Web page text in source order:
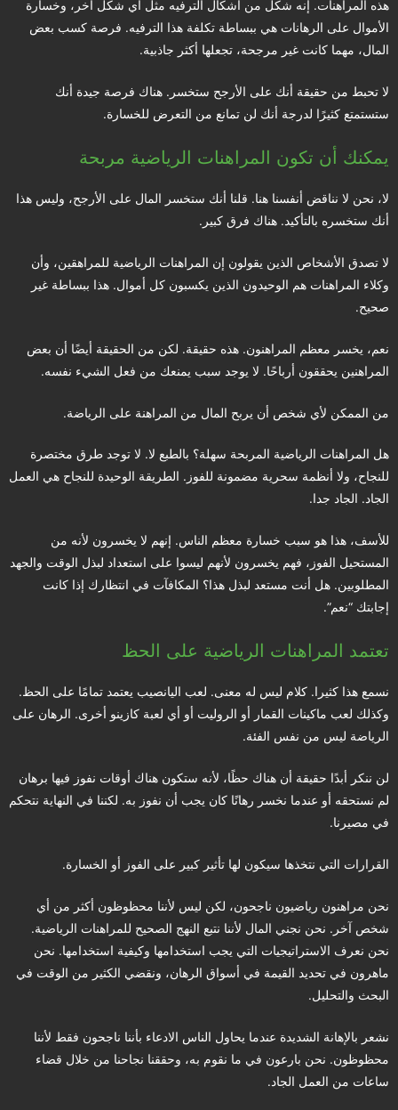
هذه المراهنات. إنه شكل من أشكال الترفيه مثل أي شكل آخر، وخسارة
الأموال على الرهانات هي ببساطة تكلفة هذا الترفيه. فرصة كسب بعض
المال، مهما كانت غير مرجحة، تجعلها أكثر جاذبية.
لا تحبط من حقيقة أنك على الأرجح ستخسر. هناك فرصة جيدة أنك
ستستمتع كثيرًا لدرجة أنك لن تمانع من التعرض للخسارة.
يمكنك أن تكون المراهنات الرياضية مربحة
لا، نحن لا نناقض أنفسنا هنا. قلنا أنك ستخسر المال على الأرجح، وليس هذا
أنك ستخسره بالتأكيد. هناك فرق كبير.
لا تصدق الأشخاص الذين يقولون إن المراهنات الرياضية للمراهقين، وأن
وكلاء المراهنات هم الوحيدون الذين يكسبون كل أموال. هذا ببساطة غير
صحيح.
نعم، يخسر معظم المراهنون. هذه حقيقة. لكن من الحقيقة أيضًا أن بعض
المراهنين يحققون أرباحًا. لا يوجد سبب يمنعك من فعل الشيء نفسه.
من الممكن لأي شخص أن يربح المال من المراهنة على الرياضة.
هل المراهنات الرياضية المربحة سهلة؟ بالطبع لا. لا توجد طرق مختصرة
للنجاح، ولا أنظمة سحرية مضمونة للفوز. الطريقة الوحيدة للنجاح هي العمل
الجاد. الجاد جدا.
للأسف، هذا هو سبب خسارة معظم الناس. إنهم لا يخسرون لأنه من
المستحيل الفوز، فهم يخسرون لأنهم ليسوا على استعداد لبذل الوقت والجهد
المطلوبين. هل أنت مستعد لبذل هذا؟ المكافآت في انتظارك إذا كانت
إجابتك “نعم”.
تعتمد المراهنات الرياضية على الحظ
نسمع هذا كثيرا. كلام ليس له معنى. لعب اليانصيب يعتمد تمامًا على الحظ.
وكذلك لعب ماكينات القمار أو الروليت أو أي لعبة كازينو أخرى. الرهان على
الرياضة ليس من نفس الفئة.
لن ننكر أبدًا حقيقة أن هناك حظًا، لأنه ستكون هناك أوقات نفوز فيها برهان
لم نستحقه أو عندما نخسر رهانًا كان يجب أن نفوز به. لكننا في النهاية نتحكم
في مصيرنا.
القرارات التي نتخذها سيكون لها تأثير كبير على الفوز أو الخسارة.
نحن مراهنون رياضيون ناجحون، لكن ليس لأننا محظوظون أكثر من أي
شخص آخر. نحن نجني المال لأننا نتبع النهج الصحيح للمراهنات الرياضية.
نحن نعرف الاستراتيجيات التي يجب استخدامها وكيفية استخدامها. نحن
ماهرون في تحديد القيمة في أسواق الرهان، ونقضي الكثير من الوقت في
البحث والتحليل.
نشعر بالإهانة الشديدة عندما يحاول الناس الادعاء بأننا ناجحون فقط لأننا
محظوظون. نحن بارعون في ما نقوم به، وحققنا نجاحنا من خلال قضاء
ساعات من العمل الجاد.